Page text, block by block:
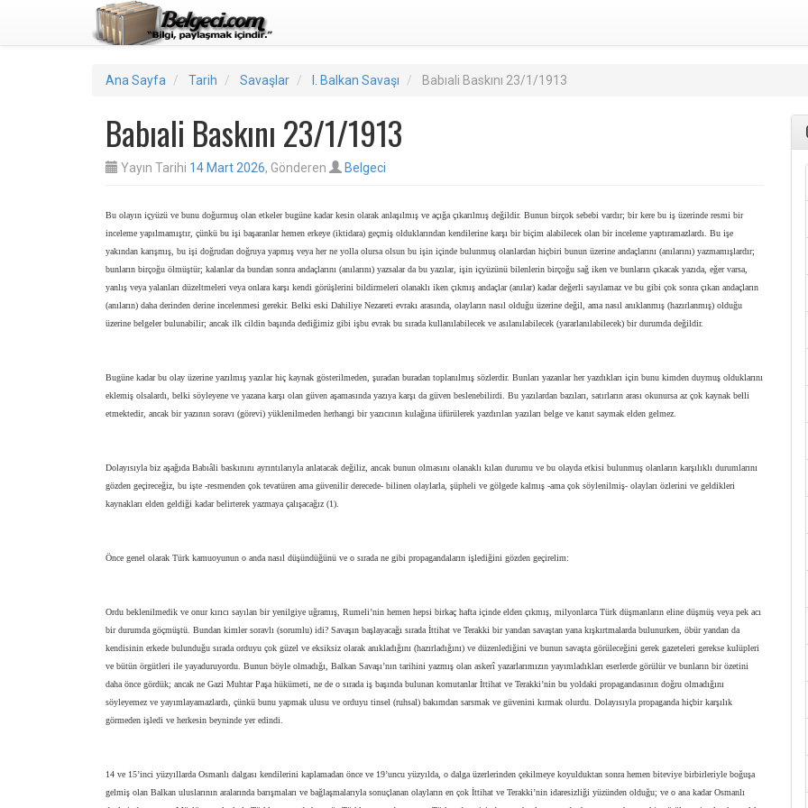
Ana Sayfa Tarih Savaşlar I. Balkan Savaşı Babıali Baskını 23/1/1913
Babıali Baskını 23/1/1913
Yayın Tarihi 14 Mart 2026, Gönderen Belgeci
Bu olayın içyüzü ve bunu doğurmuş olan etkeler bugüne kadar kesin olarak anlaşılmış ve açığa çıkarılmış değildir. Bunun birçok sebebi vardır; bir kere bu iş üzerinde resmi bir
inceleme yapılmamıştır, çünkü bu işi başaranlar hemen erkeye (iktidara) geçmiş olduklarından kendilerine karşı bir biçim alabilecek olan bir inceleme yaptıramazlardı. Bu işe
yakından karışmış, bu işi doğrudan doğruya yapmış veya her ne yolla olursa olsun bu işin içinde bulunmuş olanlardan hiçbiri bunun üzerine andaçlarını (anılarını) yazmamışlardır;
bunların birçoğu ölmüştür; kalanlar da bundan sonra andaçlarını (anılarını) yazsalar da bu yazılar, işin içyüzünü bilenlerin birçoğu sağ iken ve bunların çıkacak yazıda, eğer varsa,
yanlış veya yalanları düzeltmeleri veya onlara karşı kendi görüşlerini bildirmeleri olanaklı iken çıkmış andaçlar (anılar) kadar değerli sayılamaz ve bu gibi çok sonra çıkan andaçların
(anıların) daha derinden derine incelenmesi gerekir. Belki eski Dahiliye Nezareti evrakı arasında, olayların nasıl olduğu üzerine değil, ama nasıl anıklanmış (hazırlanmış) olduğu
üzerine belgeler bulunabilir; ancak ilk cildin başında dediğimiz gibi işbu evrak bu sırada kullanılabilecek ve asılanılabilecek (yararlanılabilecek) bir durumda değildir.
Bugüne kadar bu olay üzerine yazılmış yazılar hiç kaynak gösterilmeden, şuradan buradan toplanılmış sözlerdir. Bunları yazanlar her yazdıkları için bunu kimden duymuş olduklarını
eklemiş olsalardı, belki söyleyene ve yazana karşı olan güven aşamasında yazıya karşı da güven beslenebilirdi. Bu yazılardan bazıları, satırların arası okunursa az çok kaynak belli
etmektedir, ancak bir yazının soravı (görevi) yüklenilmeden herhangi bir yazıcının kulağına üfürülerek yazdırılan yazıları belge ve kanıt saymak elden gelmez.
Dolayısıyla biz aşağıda Babıâli baskınını ayrıntılarıyla anlatacak değiliz, ancak bunun olmasını olanaklı kılan durumu ve bu olayda etkisi bulunmuş olanların karşılıklı durumlarını
gözden geçireceğiz, bu işte -resmenden çok tevatüren ama güvenilir derecede- bilinen olaylarla, şüpheli ve gölgede kalmış -ama çok söylenilmiş- olayları özlerini ve geldikleri
kaynakları elden geldiği kadar belirterek yazmaya çalışacağız (1).
Önce genel olarak Türk kamuoyunun o anda nasıl düşündüğünü ve o sırada ne gibi propagandaların işlediğini gözden geçirelim:
Ordu beklenilmedik ve onur kırıcı sayılan bir yenilgiye uğramış, Rumeli’nin hemen hepsi birkaç hafta içinde elden çıkmış, milyonlarca Türk düşmanların eline düşmüş veya pek acı
bir durumda göçmüştü. Bundan kimler soravlı (sorumlu) idi? Savaşın başlayacağı sırada İttihat ve Terakki bir yandan savaştan yana kışkırtmalarda bulunurken, öbür yandan da
kendisinin erkede bulunduğu sırada orduyu çok güzel ve eksiksiz olarak anıkladığını (hazırladığını) ve düzenlediğini ve bunun savaşta görüleceğini gerek gazeteleri gerekse kulüpleri
ve bütün örgütleri ile yayaduruyordu. Bunun böyle olmadığı, Balkan Savaşı’nın tarihini yazmış olan askerî yazarlarımızın yayımladıkları eserlerde görülür ve bunların bir özetini
daha önce gördük; ancak ne Gazi Muhtar Paşa hükümeti, ne de o sırada iş başında bulunan komutanlar İttihat ve Terakki’nin bu yoldaki propagandasının doğru olmadığını
söyleyemez ve yayımlayamazlardı, çünkü bunu yapmak ulusu ve orduyu tinsel (ruhsal) bakımdan sarsmak ve güvenini kırmak olurdu. Dolayısıyla propaganda hiçbir karşılık
görmeden işledi ve herkesin beyninde yer edindi.
14 ve 15’inci yüzyıllarda Osmanlı dalgası kendilerini kaplamadan önce ve 19’uncu yüzyılda, o dalga üzerlerinden çekilmeye koyulduktan sonra hemen biteviye birbirleriyle boğuşa
gelmiş olan Balkan uluslarının aralarında barışmaları ve bağlaşmalarıyla sonuçlanan olayların en çok İttihat ve Terakki’nin idaresizliği yüzünden olduğu; ve o ana kadar Osmanlı